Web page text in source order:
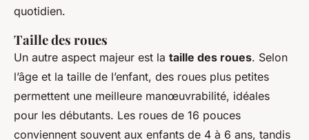
quotidien.
Taille des roues
Un autre aspect majeur est la taille des roues. Selon
l’âge et la taille de l’enfant, des roues plus petites
permettent une meilleure manœuvrabilité, idéales
pour les débutants. Les roues de 16 pouces
conviennent souvent aux enfants de 4 à 6 ans, tandis